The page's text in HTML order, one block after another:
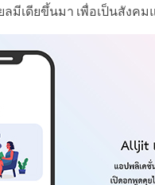
ลมีเดียขึ้นมา เพื่อเป็นสังค